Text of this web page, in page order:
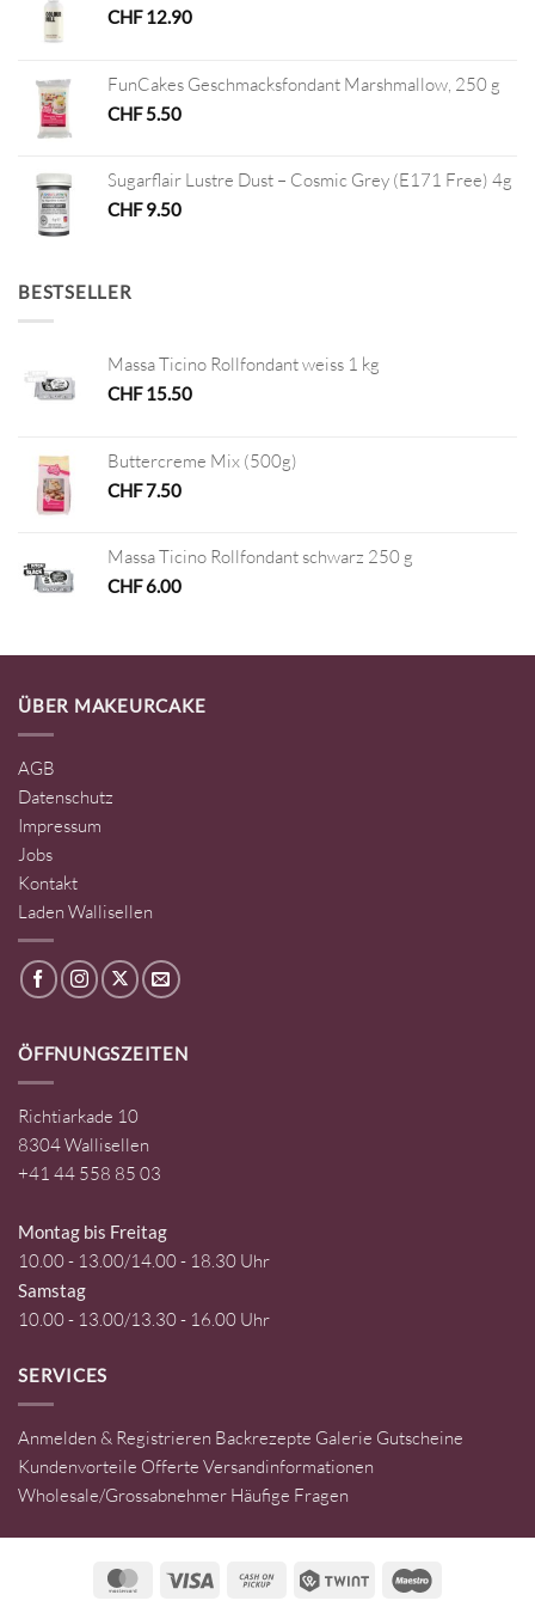
CHF12.90
FunCakes Geschmacksfondant Marshmallow, 250 g
CHF5.50
Sugarflair Lustre Dust – Cosmic Grey (E171 Free) 4g
CHF9.50
BESTSELLER
Massa Ticino Rollfondant weiss 1 kg
CHF15.50
Buttercreme Mix (500g)
CHF7.50
Massa Ticino Rollfondant schwarz 250 g
CHF6.00
ÜBER MAKEURCAKE
AGB
Datenschutz
Impressum
Jobs
Kontakt
Laden Wallisellen
ÖFFNUNGSZEITEN
Richtiarkade 10
8304 Wallisellen
+41 44 558 85 03
Montag bis Freitag
10.00 - 13.00/14.00 - 18.30 Uhr
Samstag
10.00 - 13.00/13.30 - 16.00 Uhr
SERVICES
Anmelden & Registrieren Backrezepte Galerie Gutscheine
Kundenvorteile Offerte Versandinformationen
Wholesale/Grossabnehmer Häufige Fragen
MasterCardVisa
Cash
Twint